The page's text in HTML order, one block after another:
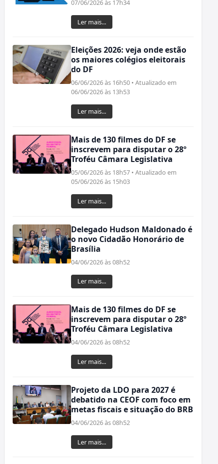
07/06/2026 às 17h34
Ler mais...
Eleições 2026: veja onde estão
os maiores colégios eleitorais
do DF
06/06/2026 às 16h50 • Atualizado em
06/06/2026 às 13h53
Ler mais...
Mais de 130 filmes do DF se
inscrevem para disputar o 28º
Troféu Câmara Legislativa
05/06/2026 às 18h57 • Atualizado em
05/06/2026 às 15h03
Ler mais...
Delegado Hudson Maldonado é
o novo Cidadão Honorário de
Brasília
04/06/2026 às 08h52
Ler mais...
Mais de 130 filmes do DF se
inscrevem para disputar o 28º
Troféu Câmara Legislativa
04/06/2026 às 08h52
Ler mais...
Projeto da LDO para 2027 é
debatido na CEOF com foco em
metas fiscais e situação do BRB
04/06/2026 às 08h52
Ler mais...